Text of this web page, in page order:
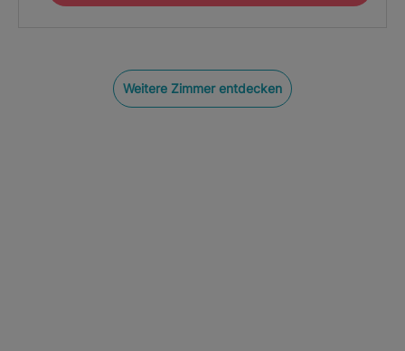
Weitere Zimmer entdecken